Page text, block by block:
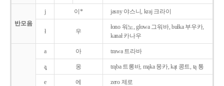
반모음
j 이* jasny 야스니, kraj 크라이
ł 우
łono 워노, głowa 그워바, bułka 부우카,
kanał 카나우
a 아 trawa 트라바
ą̨ 옹 trąba 트롱바, mąka 몽카, kąt 콩트, tą 통
e 에 zero 제로